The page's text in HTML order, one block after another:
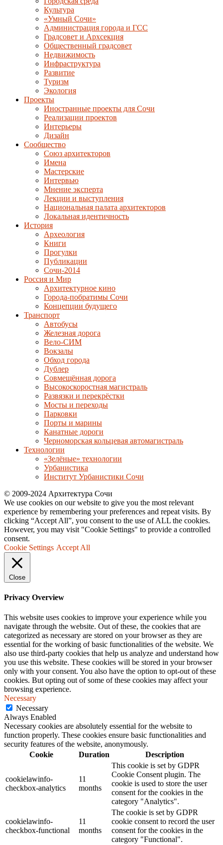
Культура
«Умный Сочи»
Администрация города и ГСС
Градсовет и Архсекция
Общественный градсовет
Недвижимость
Инфраструктура
Развитие
Туризм
Экология
Проекты
Иностранные проекты для Сочи
Реализации проектов
Интерьеры
Дизайн
Сообщество
Союз архитекторов
Имена
Мастерские
Интервью
Мнение эксперта
Лекции и выступления
Национальная палата архитекторов
Локальная идентичность
История
Археология
Книги
Прогулки
Публикации
Сочи-2014
Россия и Мир
Архитектурное кино
Города-побратимы Сочи
Концепции будущего
Транспорт
Автобусы
Железная дорога
Вело-СИМ
Вокзалы
Обход города
Дублер
Совмещённая дорога
Высокоскоростная магистраль
Развязки и перекрёстки
Мосты и переходы
Парковки
Порты и марины
Канатные дороги
Черноморская кольцевая автомагистраль
Технологии
«Зелёные» технологии
Урбанистика
Институт Урбанистики Сочи
© 2009-2024 Архитектура Сочи
We use cookies on our website to give you the most relevant
experience by remembering your preferences and repeat visits. By
clicking “Accept All”, you consent to the use of ALL the cookies.
However, you may visit "Cookie Settings" to provide a controlled
consent.
Cookie Settings Accept All
Close
Privacy Overview
This website uses cookies to improve your experience while you
navigate through the website. Out of these, the cookies that are
categorized as necessary are stored on your browser as they are
essential for the working of basic functionalities of the website. We
also use third-party cookies that help us analyze and understand how
you use this website. These cookies will be stored in your browser
only with your consent. You also have the option to opt-out of these
cookies. But opting out of some of these cookies may affect your
browsing experience.
Necessary
Necessary
Always Enabled
Necessary cookies are absolutely essential for the website to
function properly. These cookies ensure basic functionalities and
security features of the website, anonymously.
Cookie
Duration Description
cookielawinfo-
checkbox-analytics
11
months
This cookie is set by GDPR
Cookie Consent plugin. The
cookie is used to store the user
consent for the cookies in the
category "Analytics".
cookielawinfo-
checkbox-functional
11
months
The cookie is set by GDPR
cookie consent to record the user
consent for the cookies in the
category "Functional".